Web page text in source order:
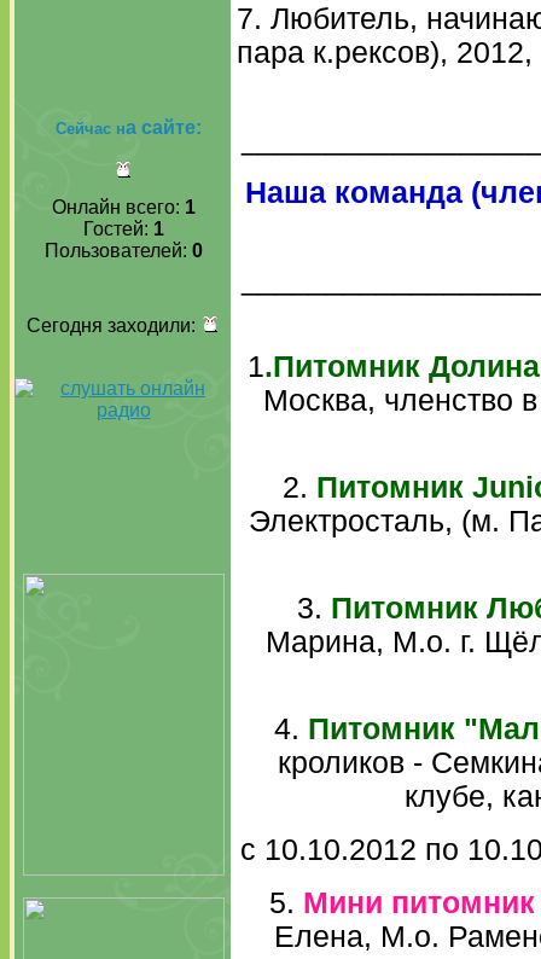
Сейчас на сайте:
Онлайн всего: 1
Гостей: 1
Пользователей: 0
Сегодня заходили:
7. Любитель,
пара к.рексов), 2012,
Наша команда
1.Питомник
Москва, членство
2. Питомник
Электросталь, (м.
3. Питомник
Марина, М.о. г.
4. Питомник
кроликов -
клубе,
с 10.10.2012 по
5. Мини
Елена, М.о.